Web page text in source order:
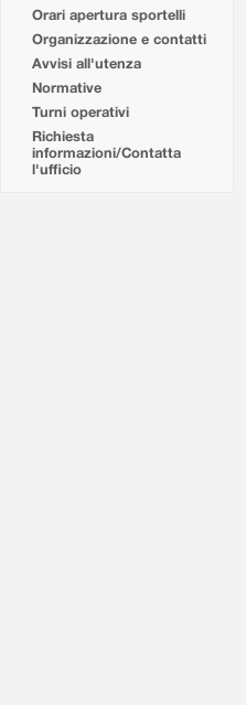
Orari apertura sportelli
Organizzazione e contatti
Avvisi all'utenza
Normative
Turni operativi
Richiesta
informazioni/Contatta
l'ufficio